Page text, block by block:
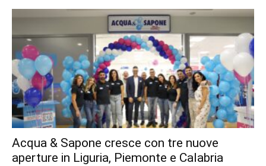
Acqua & Sapone cresce con tre nuove
aperture in Liguria, Piemonte e Calabria